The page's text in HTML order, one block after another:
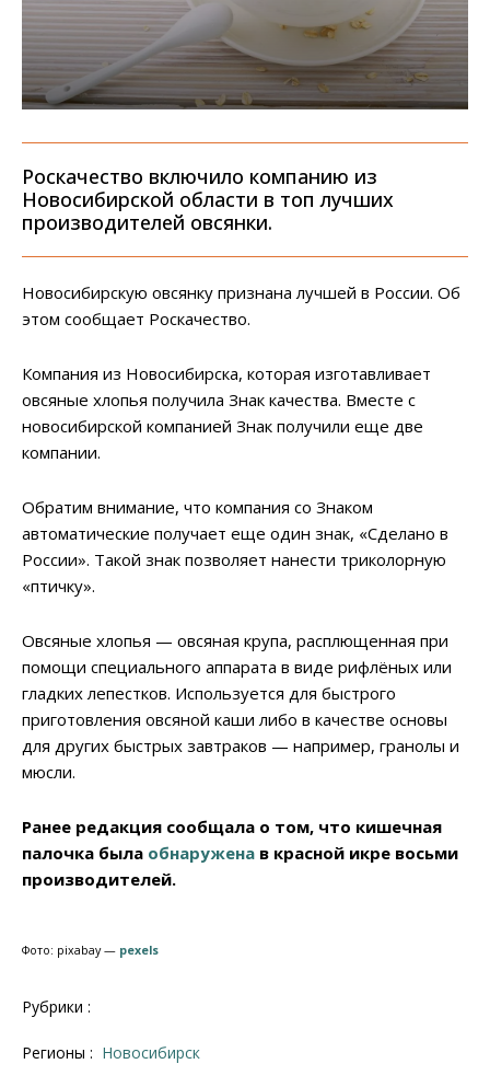
Роскачество включило компанию из
Новосибирской области в топ лучших
производителей овсянки.
Новосибирскую овсянку признана лучшей в России. Об
этом сообщает Роскачество.
Компания из Новосибирска, которая изготавливает
овсяные хлопья получила Знак качества. Вместе с
новосибирской компанией Знак получили еще две
компании.
Обратим внимание, что компания со Знаком
автоматические получает еще один знак, «Сделано в
России». Такой знак позволяет нанести триколорную
«птичку».
Овсяные хлопья — овсяная крупа, расплющенная при
помощи специального аппарата в виде рифлёных или
гладких лепестков. Используется для быстрого
приготовления овсяной каши либо в качестве основы
для других быстрых завтраков — например, гранолы и
мюсли.
Ранее редакция сообщала о том, что кишечная
палочка была обнаружена в красной икре восьми
производителей.
Фото: pixabay — pexels
Рубрики :
Регионы : Новосибирск